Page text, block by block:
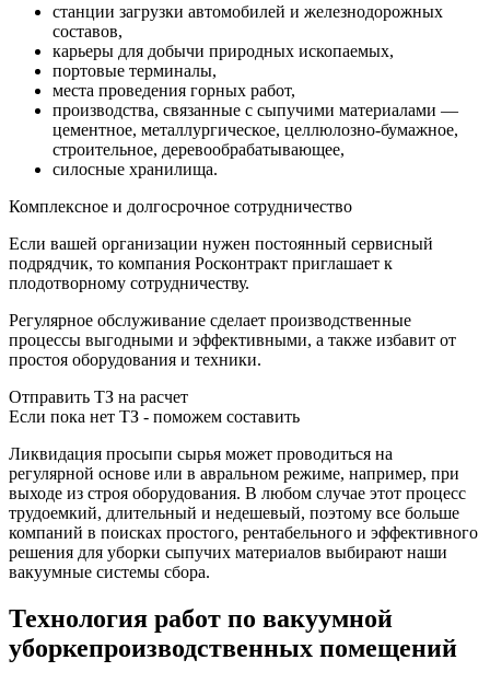
станции загрузки автомобилей и железнодорожных
составов,
карьеры для добычи природных ископаемых,
портовые терминалы,
места проведения горных работ,
производства, связанные с сыпучими материалами —
цементное, металлургическое, целлюлозно-бумажное,
строительное, деревообрабатывающее,
силосные хранилища.
Комплексное и долгосрочное сотрудничество
Если вашей организации нужен постоянный сервисный
подрядчик, то компания Росконтракт приглашает к
плодотворному сотрудничеству.
Регулярное обслуживание сделает производственные
процессы выгодными и эффективными, а также избавит от
простоя оборудования и техники.
Отправить ТЗ на расчет
Если пока нет ТЗ - поможем составить
Ликвидация просыпи сырья может проводиться на
регулярной основе или в авральном режиме, например, при
выходе из строя оборудования. В любом случае этот процесс
трудоемкий, длительный и недешевый, поэтому все больше
компаний в поисках простого, рентабельного и эффективного
решения для уборки сыпучих материалов выбирают наши
вакуумные системы сбора.
Технология работ по вакуумной
уборкепроизводственных помещений